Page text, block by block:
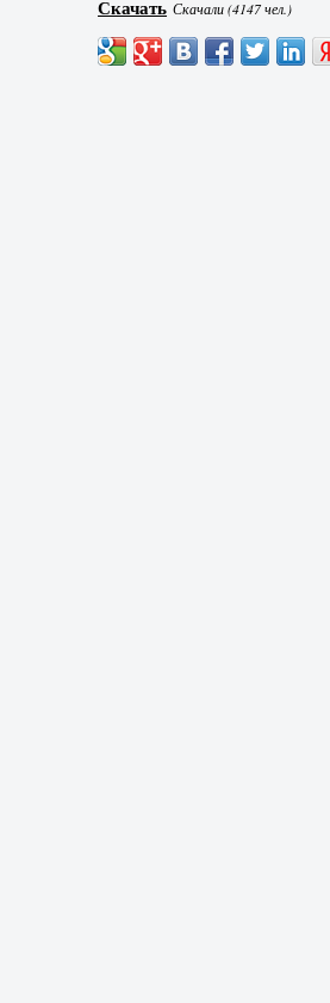
Скачать Скачали (4147 чел.)